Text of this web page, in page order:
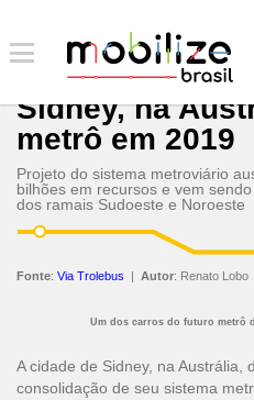
Sidney, na
metrô em 2019
Projeto do sistema metroviário
bilhões em recursos e vem
dos ramais Sudoeste e Noroeste
Fonte: Via Trolebus | Autor: Renato Lobo
Um dos carros do futuro metrô
A cidade de Sidney, na Austrália,
consolidação de seu sistema